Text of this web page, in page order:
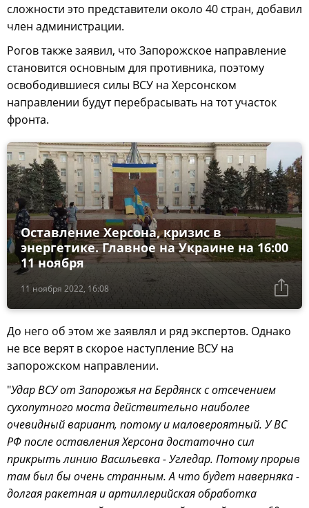
сложности это представители около 40 стран, добавил
член администрации.
Рогов также заявил, что Запорожское направление
становится основным для противника, поэтому
освободившиеся силы ВСУ на Херсонском
направлении будут перебрасывать на тот участок
фронта.
11 ноября 2022, 16:08
Оставление Херсона, кризис в
энергетике. Главное на Украине на 16:00
11 ноября
До него об этом же заявлял и ряд экспертов. Однако
не все верят в скорое наступление ВСУ на
запорожском направлении.
"Удар ВСУ от Запорожья на Бердянск с отсечением
сухопутного моста действительно наиболее
очевидный вариант, потому и маловероятный. У ВС
РФ после оставления Херсона достаточно сил
прикрыть линию Васильевка - Угледар. Потому прорыв
там был бы очень странным. А что будет наверняка -
долгая ракетная и артиллерийская обработка